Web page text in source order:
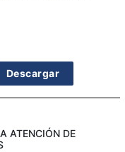
Descargar
ATENCIÓN DE